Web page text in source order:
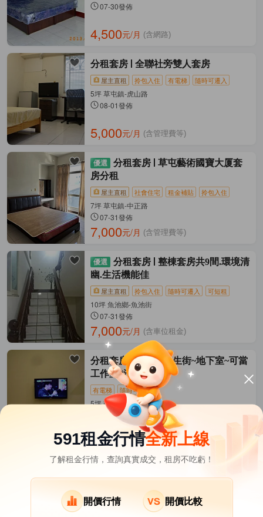
07-30發佈
4,500元/月 (含網路)
分租套房 全聯社旁雙人套房
屋主直租 拎包入住 有電梯 隨時可遷入
5坪 草屯鎮-虎山路
08-01發佈
5,000元/月 (含管理費等)
分租套房
草屯藝術國寶大厦套
房分租
屋主直租 社會住宅 租金補貼 拎包入住
7坪 草屯鎮-中正路
07-31發佈
7,000元/月 (含管理費等)
分租套房
整棟套房共9間.環境清
幽.生活機能佳
屋主直租 拎包入住 隨時可遷入 可短租
10坪 魚池鄉-魚池街
07-31發佈
7,000元/月 (含車位租金)
分租套房
南投市民生街~地下室~可當
工作室#沒衛浴
有電梯 隨時可遷入
5坪 南投市-民生街
07-17發佈
3,000元/月 (含管理費等)
其它租屋 熱門在租社區
中寮鄉租屋
591租金行情全新上線
了解租金行情，查詢真實成交，租房不吃虧！
開價行情 開價比較